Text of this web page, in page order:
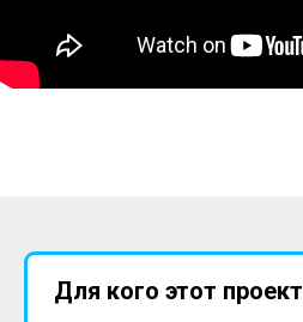
Для кого этот проект